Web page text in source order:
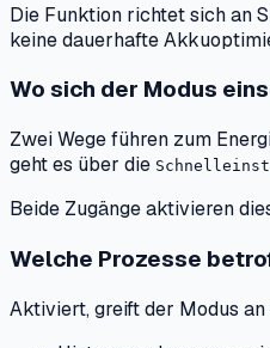
Die Funktion richtet sich an
keine dauerhafte
Wo sich der Modus
Zwei Wege führen zum
geht es über die
Beide Zugänge aktivieren
Welche Prozesse
Aktiviert, greift der Modus